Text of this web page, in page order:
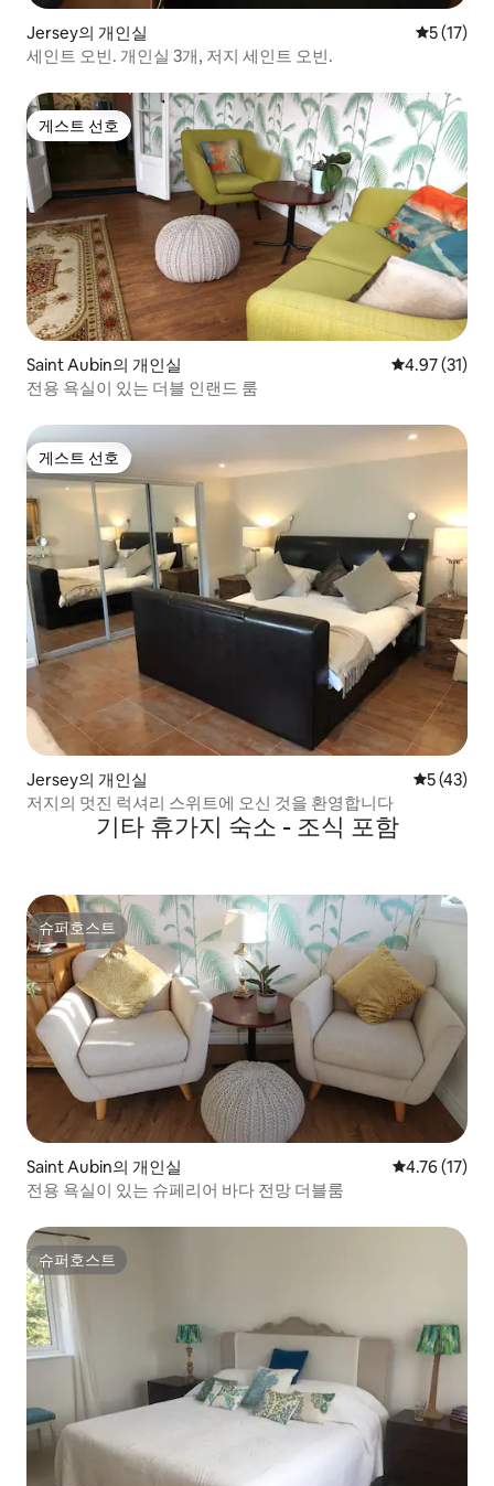
Jersey의 개인실 평점 5점
5 (17)
세인트 오빈. 개인실 3개, 저지 세인트 오빈.
게스트 선호
게스트 선호
Saint Aubin의 개인실 평점 4.97점
4.97 (31)
전용 욕실이 있는 더블 인랜드 룸
게스트 선호
게스트 선호
Jersey의 개인실 평점 5점
5 (43)
저지의 멋진 럭셔리 스위트에 오신 것을 환영합니다
기타 휴가지 숙소 - 조식 포함
슈퍼호스트
슈퍼호스트
Saint Aubin의 개인실 평점 4.76점
4.76 (17)
전용 욕실이 있는 슈페리어 바다 전망 더블룸
슈퍼호스트
슈퍼호스트